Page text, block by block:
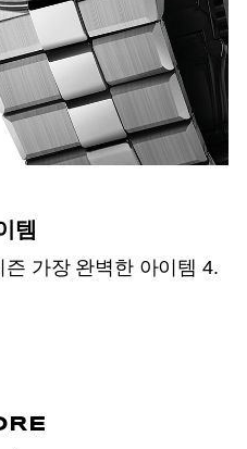
템
가장 완벽한 아이템 4.